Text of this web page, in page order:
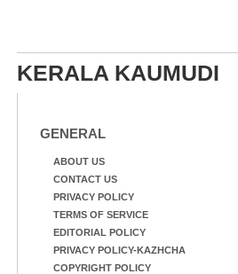
KERALA KAUMUDI
GENERAL
ABOUT US
CONTACT US
PRIVACY POLICY
TERMS OF SERVICE
EDITORIAL POLICY
PRIVACY POLICY-KAZHCHA
COPYRIGHT POLICY